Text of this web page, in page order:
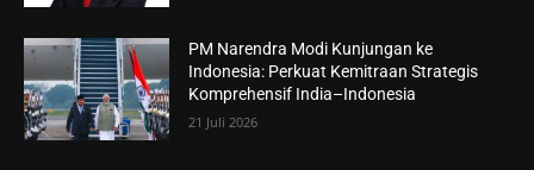
PM Narendra Modi Kunjungan ke
Indonesia: Perkuat Kemitraan Strategis
Komprehensif India–Indonesia
21 Juli 2026